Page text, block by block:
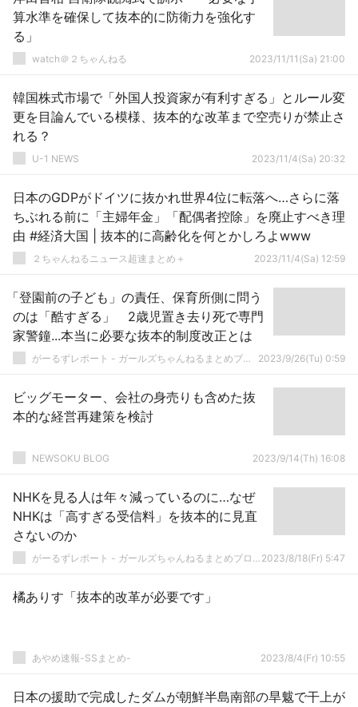
算水準を確保して抜本的に防衛力を強化す
る」
watch＠２ちゃんねる 2023/11/11(Sa) 21:00
韓国株式市場で「外国人投資家が有利すぎる」とルール変
更を目論んでいる模様、抜本的な改革まで空売りが禁止さ
れる？
U-1 NEWS 2023/11/4(Sa) 20:32
日本のGDPがドイツに抜かれ世界4位に転落へ…さらに落
ちぶれる前に「主婦年金」「配偶者控除」を廃止すべき理
由 #経済大国 | 抜本的に高齢化を何とかしろよwww
２ちゃんねるニュース超速まとめ＋ 2023/11/4(Sa) 12:59
「登園前の子ども」の責任、保育所側に問う
のは「酷すぎる」 2歳児置き去り死で専門
家警鐘...本当に必要な抜本的制度改正とは
がーるずレポート - ガールズちゃんねるまとめブログ 2023/9/26(Tu) 0:59
ビッグモーター、会社の身売りも含めた抜
本的な経営再建策を検討
NEWSOKU BLOG 2023/9/14(Th) 16:08
NHKを見る人は年々減っているのに…なぜ
NHKは「高すぎる受信料」を抜本的に見直
さないのか
がーるずレポート - ガールズちゃんねるまとめブログ 2023/8/18(Fr) 5:47
橘ありす「抜本的改革が必要です」
あやめ速報-SSまとめ- 2023/8/4(Fr) 10:55
日本の援助で完成したダムが朝鮮半島南部の旱魃で干上が